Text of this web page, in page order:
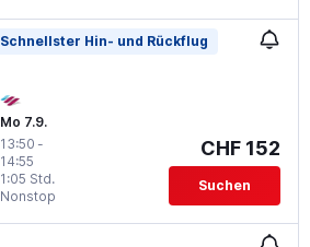
Schnellster Hin- und Rückflug
Mo 7.9.
13:50 -
14:55
Nonstop
1:05 Std.
CHF 152
Suchen